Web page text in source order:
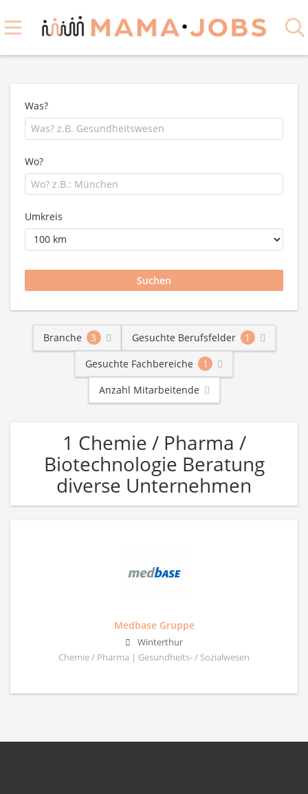
Was?
Wo?
Umkreis
Branche 3 Gesuchte Berufsfelder
1
Gesuchte Fachbereiche
1
Anzahl Mitarbeitende
1 Chemie / Pharma /
Biotechnologie Beratung
diverse Unternehmen
Medbase Gruppe
Winterthur
Chemie / Pharma | Gesundheits- / Sozialwesen